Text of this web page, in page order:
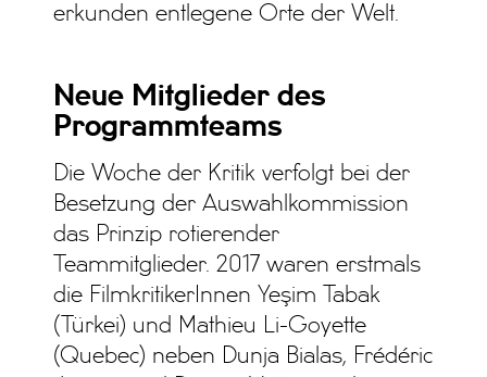
erkunden entlegene Orte der Welt.
Neue Mitglieder des
Programmteams
Die Woche der Kritik verfolgt bei der
Besetzung der Auswahlkommission
das Prinzip rotierender
Teammitglieder. 2017 waren erstmals
die FilmkritikerInnen Yeşim Tabak
(Türkei) und Mathieu Li-Goyette
(Quebec) neben Dunja Bialas, Frédéric